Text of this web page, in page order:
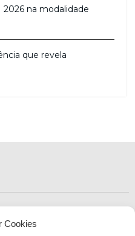
Cookies
na modalidade
que revela